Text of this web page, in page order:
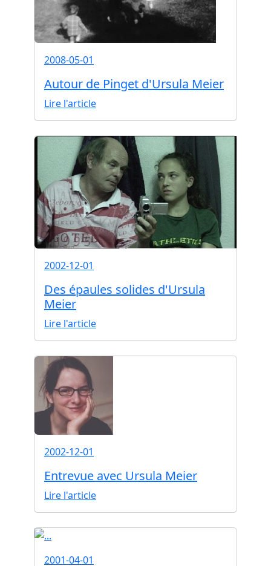
2008-05-01
Autour de Pinget d'Ursula Meier
Lire l'article
2002-12-01
Des épaules solides d'Ursula
Meier
Lire l'article
2002-12-01
Entrevue avec Ursula Meier
Lire l'article
2001-04-01